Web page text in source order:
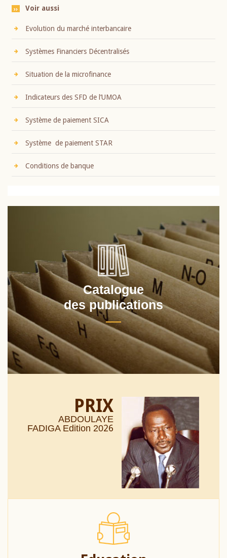
Voir aussi
Evolution du marché interbancaire
Systèmes Financiers Décentralisés
Situation de la microfinance
Indicateurs des SFD de l’UMOA
Système de paiement SICA
Système de paiement STAR
Conditions de banque
Catalogue
des publications
PRIX
ABDOULAYE
FADIGA Edition 2026